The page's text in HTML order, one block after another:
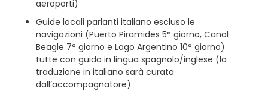
aeroporti)
Guide locali parlanti italiano escluso le
navigazioni (Puerto Piramides 5° giorno, Canal
Beagle 7° giorno e Lago Argentino 10° giorno)
tutte con guida in lingua spagnolo/inglese (la
traduzione in italiano sarà curata
dall’accompagnatore)